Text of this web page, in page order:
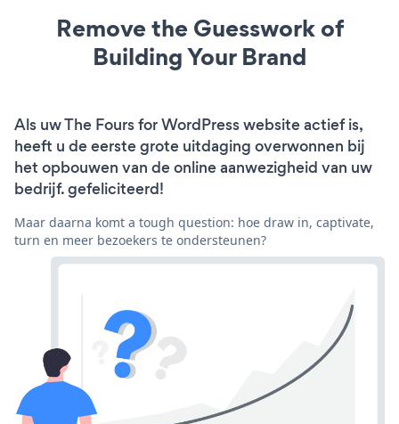
Remove the Guesswork of
Building Your Brand
Als uw The Fours for WordPress website actief is,
heeft u de eerste grote uitdaging overwonnen bij
het opbouwen van de online aanwezigheid van uw
bedrijf. gefeliciteerd!
Maar daarna komt a tough question: hoe draw in, captivate,
turn en meer bezoekers te ondersteunen?